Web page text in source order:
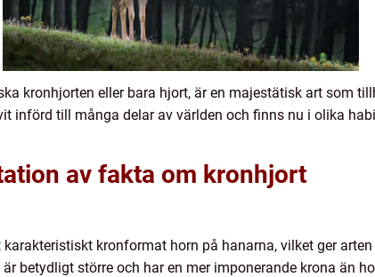
kronhjorten eller bara hjort, är en majestätisk art som
införd till många delar av världen och finns nu i olika
av fakta om kronhjort
kronformat horn på hanarna, vilket ger
betydligt större och har en mer imponerande krona än